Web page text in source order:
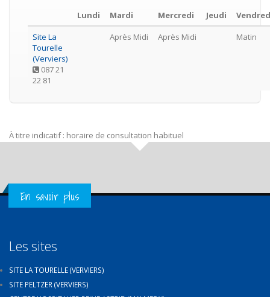
Lundi Mardi Mercredi Jeudi
Site La
Tourelle
(Verviers)
087 21
22 81
Après Midi Après Midi Matin
À titre indicatif : horaire de consultation habituel
Get in Touch
En savoir plus
Les sites
SITE LA TOURELLE (VERVIERS)
SITE PELTZER (VERVIERS)